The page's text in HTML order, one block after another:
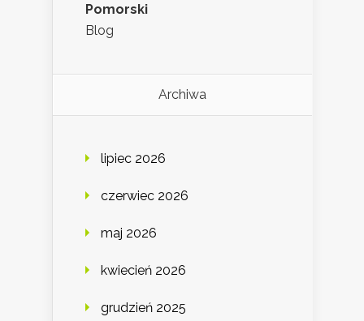
Pomorski
Blog
Archiwa
lipiec 2026
czerwiec 2026
maj 2026
kwiecień 2026
grudzień 2025